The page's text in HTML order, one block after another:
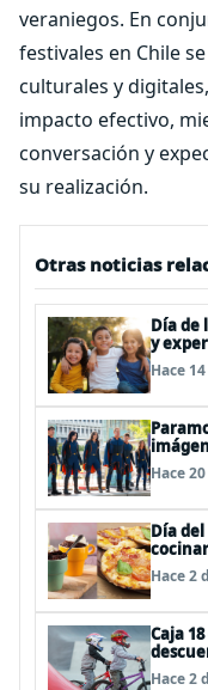
veraniegos. En
festivales en Chile
culturales y
impacto efectivo,
conversación y
su realización.
Otras noticias
Día de
y
Hace
Hace
Día
Hace 2
Caja
Hace 2